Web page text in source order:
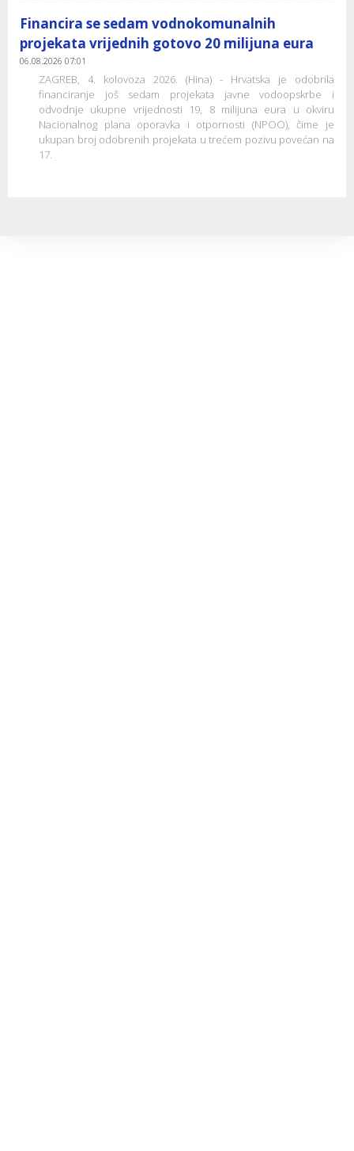
Financira se sedam vodnokomunalnih
projekata vrijednih gotovo 20 milijuna eura
06.08.2026 07:01
ZAGREB, 4. kolovoza 2026. (Hina) - Hrvatska je odobrila
financiranje još sedam projekata javne vodoopskrbe i
odvodnje ukupne vrijednosti 19, 8 milijuna eura u okviru
Nacionalnog plana oporavka i otpornosti (NPOO), čime je
ukupan broj odobrenih projekata u trećem pozivu povećan na
17.